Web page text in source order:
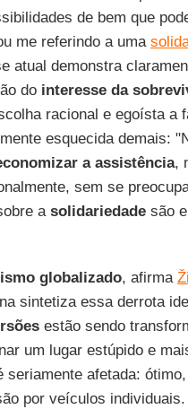
de bem que
me referindo a uma
atual demonstra
do interesse da
racional e egoísta a
esquecida demais:
a assistência,
sem se
a solidariedadesão
globalizado, afirma
sintetiza essa derrota
estão sendo
um lugar estúpido e
seriamente afetada:
por veículos